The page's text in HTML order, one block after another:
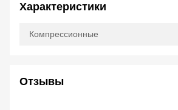
Характеристики
Компрессионные
Отзывы